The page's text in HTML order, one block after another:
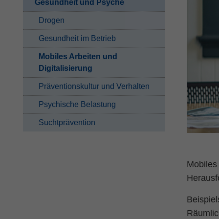
Gesundheit und Psyche
Drogen
Gesundheit im Betrieb
Mobiles Arbeiten und
Digitalisierung
Präventionskultur und Verhalten
Psychische Belastung
Suchtprävention